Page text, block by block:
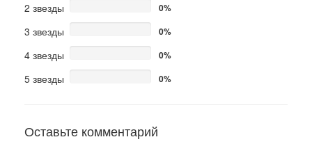
2 звезды 0%
3 звезды 0%
4 звезды 0%
5 звезды 0%
Оставьте комментарий